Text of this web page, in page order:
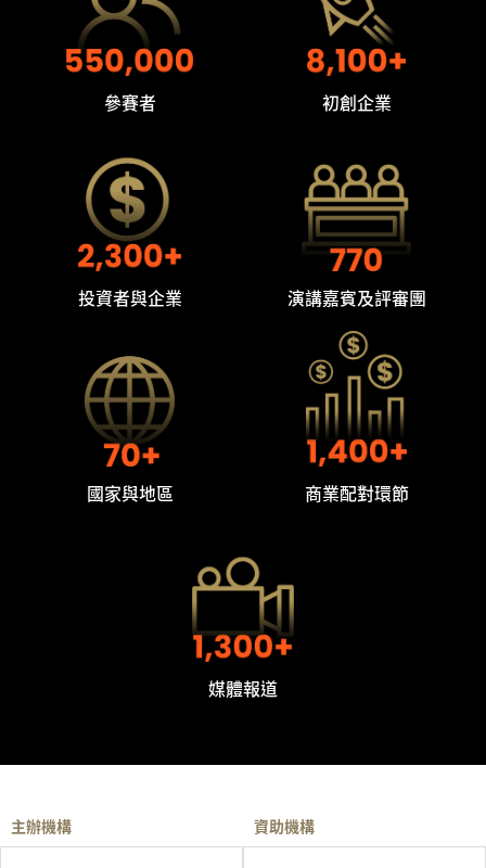
參賽者 初創企業
投資者與企業 演講嘉賓及評審團
國家與地區 商業配對環節
媒體報道
主辦機構 資助機構